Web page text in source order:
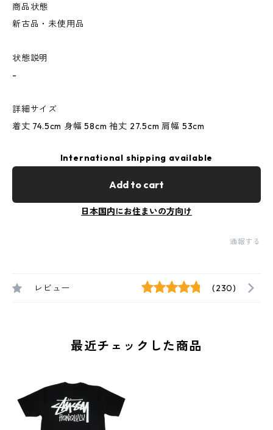
商品状態
新古品・未使用品
状態説明
-
詳細サイズ
着丈 74.5cm 身幅 58cm 袖丈 27.5cm 肩幅 53cm
International shipping available
Add to cart
日本国内にお住まいの方向け
通報する
レビュー (230)
最近チェックした商品